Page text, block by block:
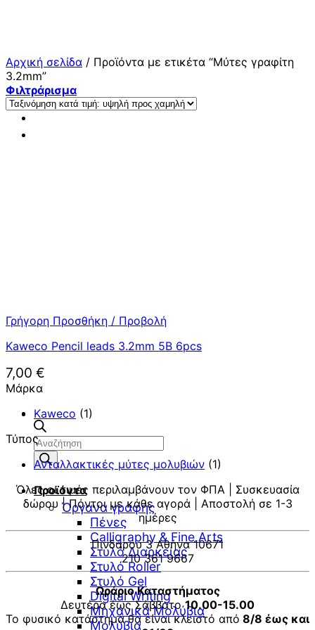
Αναζήτηση
προϊόντων
Προϊόντα
Όργανα γραφής
Πένες
Calligraphy & Fine Arts
Στυλό Διαρκείας
Στυλό Roller
Στυλό Gel
Digital Writing
Μηχανικά Μολύβια
Μολύβια
Αρχική σελίδα / Προϊόντα με ετικέτα “Μύτες γραφίτη
3.2mm”
Φιλτράρισμα
Γρήγορη Προσθήκη / Προβολή
Kaweco Pencil leads 3.2mm 5B 6pcs
7,00 €
Μάρκα
Kaweco (1)
Τύπος
Ανταλλακτικές μύτες μολυβιών (1)
Όλες οι τιμές περιλαμβάνουν τον ΦΠΑ | Συσκευασία
δώρου | Πόντοι με κάθε αγορά | Αποστολή σε 1-3
ημέρες
Πινδάρου 3 Αθήνα 10671
210 361 9667
Ωράριο Καταστήματος
Δευτέρα έως Σάββατο10.00-15.00
Το φυσικό κατάστημα θα είναι κλειστό από 8/8 έως και